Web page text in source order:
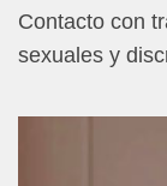
Contacto con
sexuales y